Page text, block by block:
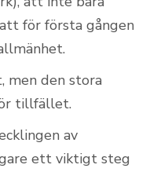
för första gången
men den stora
tillfället.
av
ett viktigt steg